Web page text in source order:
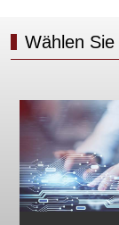
Wählen